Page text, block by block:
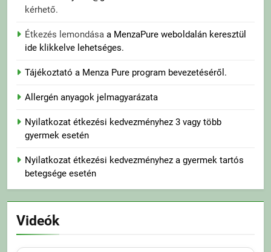
kérhető.
Étkezés lemondása a MenzaPure weboldalán keresztül
ide klikkelve lehetséges.
Tájékoztató a Menza Pure program bevezetéséről.
Allergén anyagok jelmagyarázata
Nyilatkozat étkezési kedvezményhez 3 vagy több
gyermek esetén
Nyilatkozat étkezési kedvezményhez a gyermek tartós
betegsége esetén
Videók